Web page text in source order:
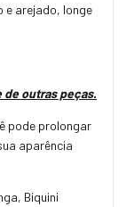
e arejado, longe
de outras peças.
pode prolongar
aparência
Biquini